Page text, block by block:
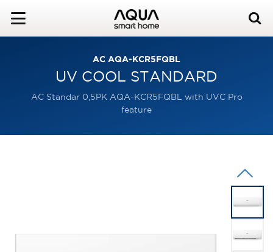
AC AQA-KCR5FQBL
UV COOL STANDARD
AC Standar 0,5PK AQA-KCR5FQBL with UVC Pro
feature